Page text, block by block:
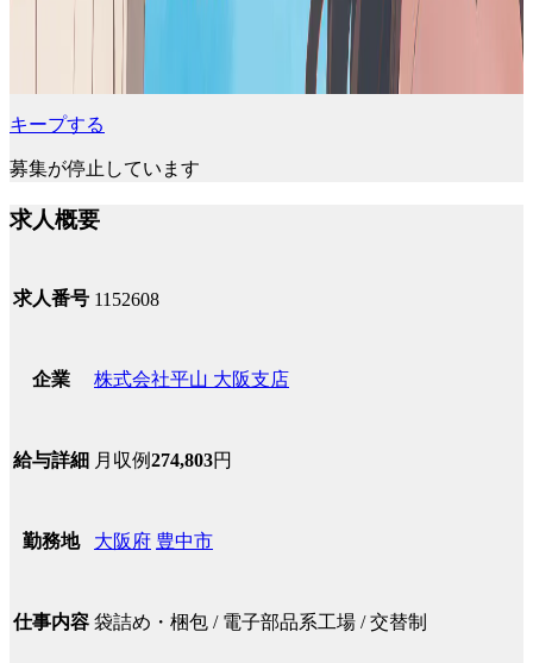
キープする
募集が停止しています
求人概要
求人番号 1152608
企業 株式会社平山 大阪支店
給与詳細 月収例274,803円
勤務地 大阪府 豊中市
仕事内容 袋詰め・梱包 / 電子部品系工場 / 交替制